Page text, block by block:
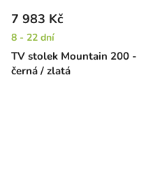
TV stolek Mountain 200 -
černá / zlatá
7 983 Kč
8 - 22 dní